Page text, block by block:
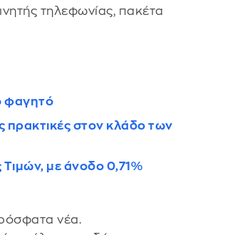
τηλεφωνίας, πακέτα
φαγητό
πρακτικές στον κλάδο των
Τιμών, με άνοδο 0,71%
νέα.